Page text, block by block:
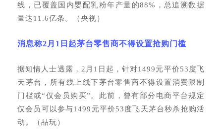
线，已覆盖国内婴配乳粉年产量的88%，总追溯数据
量达11.6亿条。（央视）
消息称2月1日起茅台零售商不得设置抢购门槛
据知情人士透露， 2月1日起，针对1499元平价53度飞
天茅台，所有线上线下茅台零售商不得设置消费限制
门槛或“仅会员购买”。此前，曾有部分电商平台规定
仅会员可以参与1499元平价53度飞天茅台秒杀抢购活
动。（品玩）